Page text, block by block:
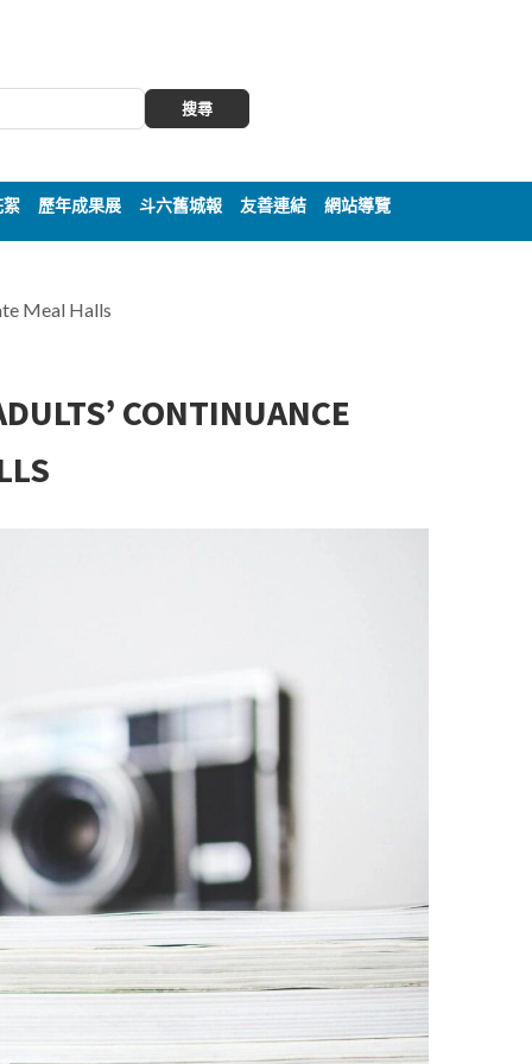
搜尋
歷年成果展 斗六舊城報 友善連結 網站導覽
Meal Halls
CONTINUANCE